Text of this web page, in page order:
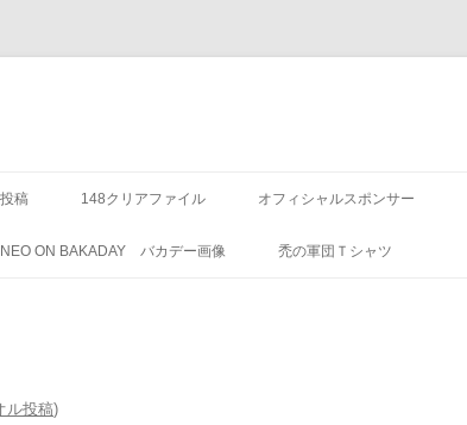
稿 148クリアファイル オフィシャルスポンサー
ON BAKADAY バカデー画像 禿の軍団Ｔシャツ
ル投稿)